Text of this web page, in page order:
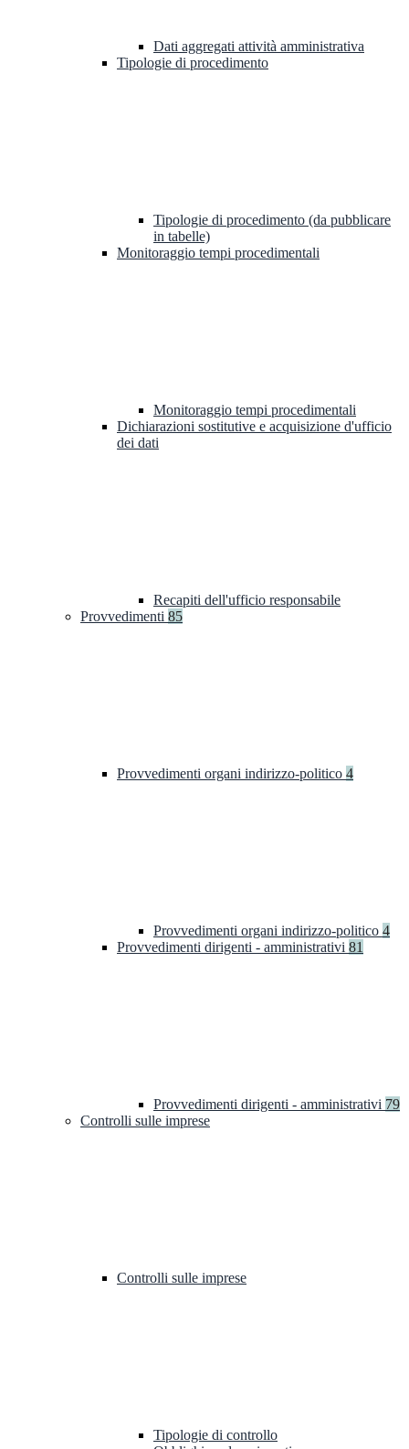
Dati aggregati attività amministrativa
Tipologie di procedimento
Tipologie di procedimento (da pubblicare
in tabelle)
Monitoraggio tempi procedimentali
Monitoraggio tempi procedimentali
Dichiarazioni sostitutive e acquisizione d'ufficio
dei dati
Recapiti dell'ufficio responsabile
Provvedimenti 85
Provvedimenti organi indirizzo-politico 4
Provvedimenti organi indirizzo-politico 4
Provvedimenti dirigenti - amministrativi 81
Provvedimenti dirigenti - amministrativi 79
Controlli sulle imprese
Controlli sulle imprese
Tipologie di controllo